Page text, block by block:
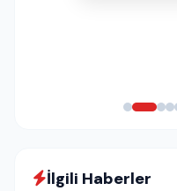
İlgili Haberler